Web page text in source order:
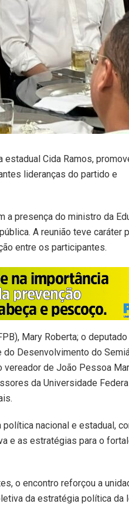
Cida Ramos,
lideranças do partido e
a presença do ministro da
A reunião teve caráter
entre os participantes.
Mary Roberta; o
do Desenvolvimento do
vereador de João Pessoa
da Universidade
nacional e estadual,
e as estratégias para o
o encontro reforçou a
da estratégia política da